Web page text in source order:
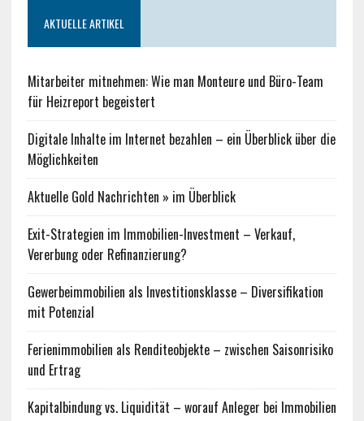
AKTUELLE ARTIKEL
Mitarbeiter mitnehmen: Wie man Monteure und Büro-Team
für Heizreport begeistert
Digitale Inhalte im Internet bezahlen – ein Überblick über die
Möglichkeiten
Aktuelle Gold Nachrichten » im Überblick
Exit-Strategien im Immobilien-Investment – Verkauf,
Vererbung oder Refinanzierung?
Gewerbeimmobilien als Investitionsklasse – Diversifikation
mit Potenzial
Ferienimmobilien als Renditeobjekte – zwischen Saisonrisiko
und Ertrag
Kapitalbindung vs. Liquidität – worauf Anleger bei Immobilien